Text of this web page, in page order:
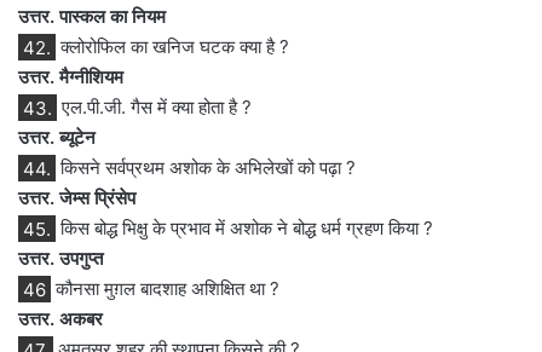
उत्तर. पास्कल का नियम
42. क्लोरोफिल का खनिज घटक क्या है ?
उत्तर. मैग्नीशियम
43. एल.पी.जी. गैस में क्या होता है ?
उत्तर. ब्यूटेन
44. किसने सर्वप्रथम अशोक के अभिलेखों को पढ़ा ?
उत्तर. जेम्स प्रिंसेप
45. किस बोद्ध भिक्षु के प्रभाव में अशोक ने बोद्ध धर्म ग्रहण किया ?
उत्तर. उपगुप्त
46 कौनसा मुग़ल बादशाह अशिक्षित था ?
उत्तर. अकबर